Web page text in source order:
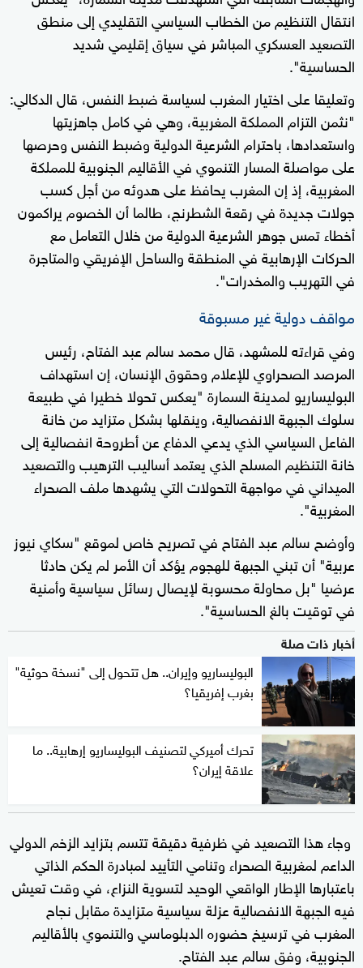
انتقال التنظيم من الخطاب السياسي التقليدي إلى منطق
التصعيد العسكري المباشر في سياق إقليمي شديد
الحساسية".
وتعليقا على اختيار المغرب لسياسة ضبط النفس، قال الدكالي:
"نثمن التزام المملكة المغربية، وهي في كامل جاهزيتها
واستعدادها، باحترام الشرعية الدولية وضبط النفس وحرصها
على مواصلة المسار التنموي في الأقاليم الجنوبية للمملكة
المغربية، إذ إن المغرب يحافظ على هدوئه من أجل كسب
جولات جديدة في رقعة الشطرنج، طالما أن الخصوم يراكمون
أخطاء تمس جوهر الشرعية الدولية من خلال التعامل مع
الحركات الإرهابية في المنطقة والساحل الإفريقي والمتاجرة
في التهريب والمخدرات".
مواقف دولية غير مسبوقة
وفي قراءته للمشهد، قال محمد سالم عبد الفتاح، رئيس
المرصد الصحراوي للإعلام وحقوق الإنسان، إن استهداف
البوليساريو لمدينة السمارة "يعكس تحولا خطيرا في طبيعة
سلوك الجبهة الانفصالية، وينقلها بشكل متزايد من خانة
الفاعل السياسي الذي يدعي الدفاع عن أطروحة انفصالية إلى
خانة التنظيم المسلح الذي يعتمد أساليب الترهيب والتصعيد
الميداني في مواجهة التحولات التي يشهدها ملف الصحراء
المغربية".
وأوضح سالم عبد الفتاح في تصريح خاص لموقع "سكاي نيوز
عربية" أن تبني الجبهة للهجوم يؤكد أن الأمر لم يكن حادثا
عرضيا "بل محاولة محسوبة لإيصال رسائل سياسية وأمنية
في توقيت بالغ الحساسية".
أخبار ذات صلة
البوليساريو وإيران.. هل تتحول إلى "نسخة حوثية"
بغرب إفريقيا؟
تحرك أميركي لتصنيف البوليساريو إرهابية.. ما
علاقة إيران؟
وجاء هذا التصعيد في ظرفية دقيقة تتسم بتزايد الزخم الدولي
الداعم لمغربية الصحراء وتنامي التأييد لمبادرة الحكم الذاتي
باعتبارها الإطار الواقعي الوحيد لتسوية النزاع، في وقت تعيش
فيه الجبهة الانفصالية عزلة سياسية متزايدة مقابل نجاح
المغرب في ترسيخ حضوره الدبلوماسي والتنموي بالأقاليم
الجنوبية، وفق سالم عبد الفتاح.